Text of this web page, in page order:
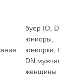
буер IO,
юниоры,
юниорки,
DN
женщины